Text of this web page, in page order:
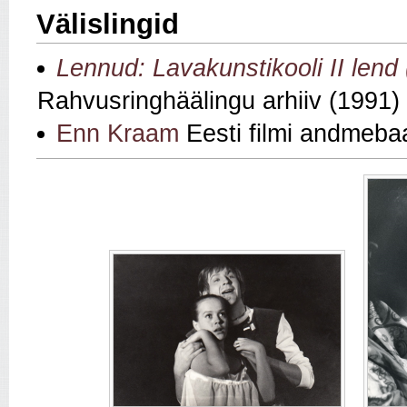
Välislingid
Lennud: Lavakunstikooli II lend
Rahvusringhäälingu arhiiv (1991)
Enn Kraam Eesti filmi